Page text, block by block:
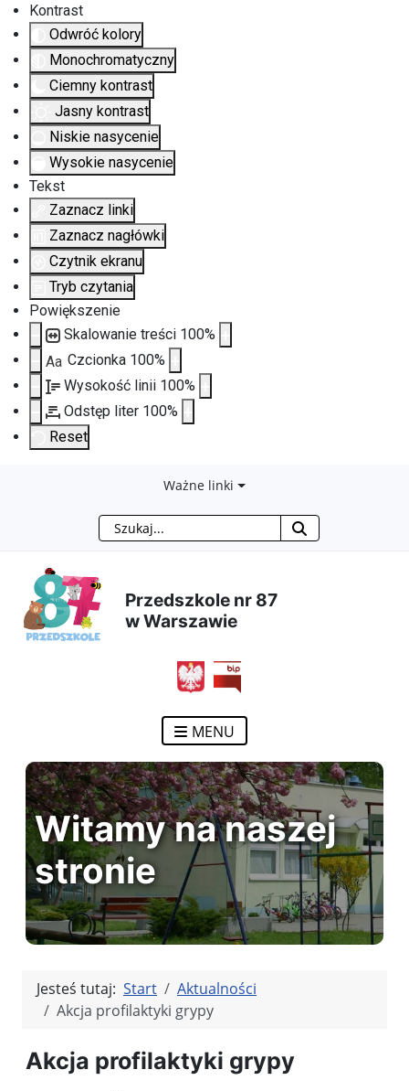
Kontrast
Odwróć kolory
Monochromatyczny
Ciemny kontrast
Jasny kontrast
Niskie nasycenie
Wysokie nasycenie
Tekst
Zaznacz linki
Zaznacz nagłówki
Czytnik ekranu
Tryb czytania
Powiększenie
Skalowanie treści 100%
Aa Czcionka 100%
Wysokość linii 100%
Odstęp liter 100%
Reset
treści
głównej
menu
nawigacyjnego
wyszukiwarki
mapy
strony
Ważne linki
Szukaj
Przedszkole nr 87
w Warszawie
MENU
Witamy na naszej
stronie
Jesteś tutaj: Start
Aktualności
Akcja profilaktyki grypy
Akcja profilaktyki grypy